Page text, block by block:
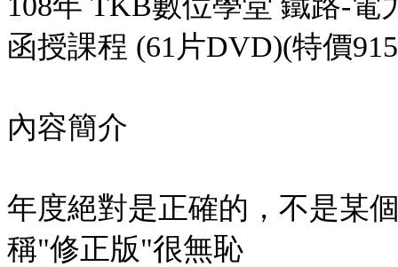
函授課程 (61片DVD)(特價
內容簡介
年度絕對是正確的，不是某
稱"修正版"很無恥